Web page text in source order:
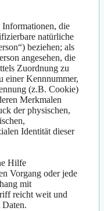
Informationen, die
natürliche
beziehen; als
angesehen, die
Zuordnung zu
einer Kennnummer,
(z.B. Cookie)
Merkmalen
der physischen,
Identität dieser
Hilfe
Vorgang oder jede
mit
reicht weit und